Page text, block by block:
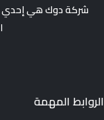
شركة دوك هي إحدي
الروابط المهمة